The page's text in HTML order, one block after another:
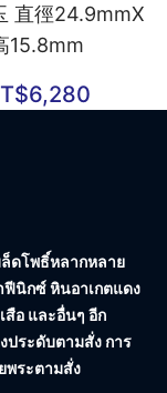
直徑24.9mmX
15.8mm
6,280
ดโพธิ์หลากหลาย
นิกซ์ หินอาเกตแดง
สือ และอื่นๆ อีก
ประดับตามสั่ง การ
พระตามสั่ง